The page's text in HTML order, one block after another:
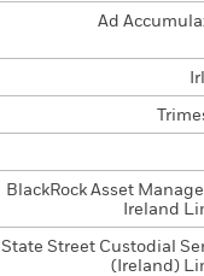
Ad
BlackRock Asset
Ireland
State Street Custodial
(Ireland)